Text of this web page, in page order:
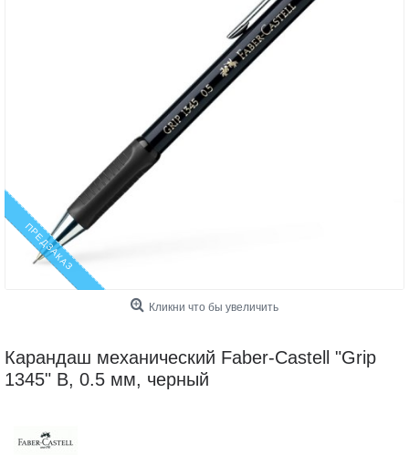
ПРЕДЗАКАЗ
Кликни что бы увеличить
Карандаш механический Faber-Castell "Grip
1345" B, 0.5 мм, черный